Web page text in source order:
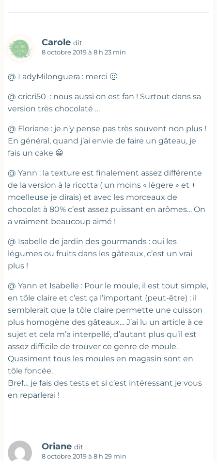
Carole dit :
8 octobre 2019 à 8 h 23 min
@ LadyMilonguera : merci 🙂
@ cricri50 : nous aussi on est fan ! Surtout dans sa
version très chocolaté …
@ Floriane : je n’y pense pas très souvent non plus !
En général, quand j’ai envie de faire un gâteau, je
fais un cake 😀
@ Yann : la texture est finalement assez différente
de la version à la ricotta ( un moins « lègere » et +
moelleuse je dirais) et avec les morceaux de
chocolat à 80% c’est assez puissant en arômes… On
a vraiment beaucoup aimé !
@ Isabelle de jardin des gourmands : oui les
légumes ou fruits dans les gâteaux, c’est un vrai
plus !
@ Yann et Isabelle : Pour le moule, il est tout simple,
en tôle claire et c’est ça l’important (peut-être) : il
semblerait que la tôle claire permette une cuisson
plus homogène des gâteaux… J’ai lu un article à ce
sujet et cela m’a interpellé, d’autant plus qu’il est
assez difficile de trouver ce genre de moule.
Quasiment tous les moules en magasin sont en
tôle foncée.
Bref… je fais des tests et si c’est intéressant je vous
en reparlerai !
Oriane dit :
8 octobre 2019 à 8 h 29 min